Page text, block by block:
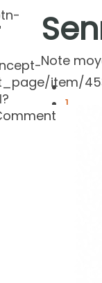
item/
Note
1